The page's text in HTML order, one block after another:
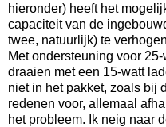
hieronder) heeft het
capaciteit van de
twee, natuurlijk) te
Met ondersteuning voor
draaien met een 15-watt
niet in het pakket, zoals bij
redenen voor, allemaal
het probleem. Ik neig naar